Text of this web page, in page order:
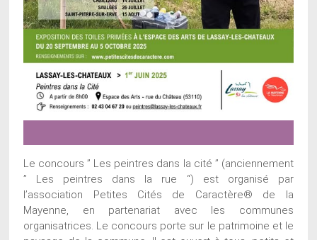
Le concours ” Les peintres dans la cité ” (anciennement
” Les peintres dans la rue “) est organisé par
l’association Petites Cités de Caractère® de la
Mayenne, en partenariat avec les communes
organisatrices. Le concours porte sur le patrimoine et le